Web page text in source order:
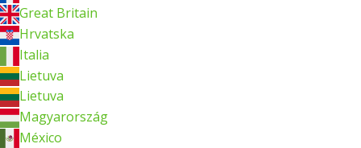
Great Britain
Hrvatska
Italia
Lietuva
Lietuva
Magyarország
México